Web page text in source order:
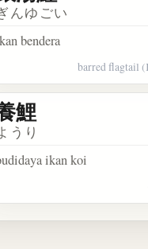
kosakata 錦鯉
んゆごい
bendera
barred flagtail
kosakata 緋鯉
鯉
うり
ikan koi